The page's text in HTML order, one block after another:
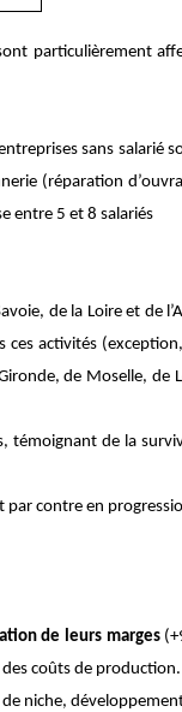
particulièrement
sans salarié
(réparation
entre 5 et 8 salariés
de la Loire et de
activités
de Moselle, de
témoignant de la
contre en
de leurs marges
coûts de production.
niche,